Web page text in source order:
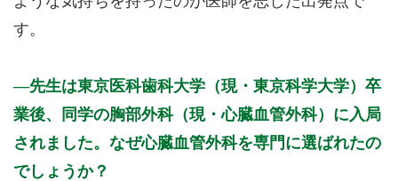
す。
先生は東京医科歯科大学（現・東京科学大学）卒
業後、同学の胸部外科（現・心臓血管外科）に入局
されました。なぜ心臓血管外科を専門に選ばれたの
でしょうか？